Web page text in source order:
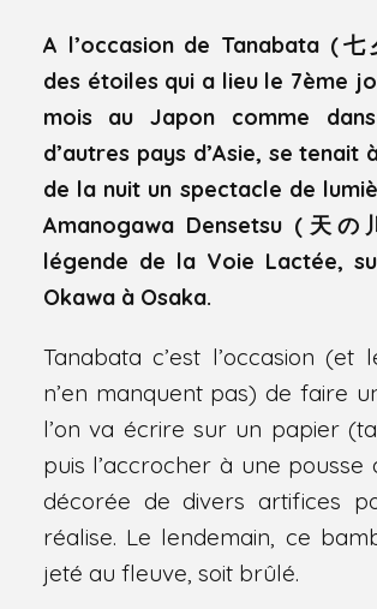
A l’occasion de Tanabata (
des étoiles qui a lieu le 7ème
mois au Japon comme
d’autres pays d’Asie, se tenait
de la nuit un spectacle de
Amanogawa Densetsu (天
légende de la Voie Lactée,
Okawa à Osaka.
Tanabata c’est l’occasion (et
n’en manquent pas) de faire
l’on va écrire sur un papier
puis l’accrocher à une pousse
décorée de divers artifices
réalise. Le lendemain, ce
jeté au fleuve, soit brûlé.